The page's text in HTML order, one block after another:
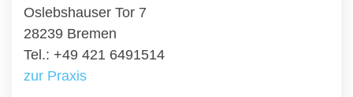
Oslebshauser Tor 7
28239 Bremen
Tel.: +49 421 6491514
zur Praxis